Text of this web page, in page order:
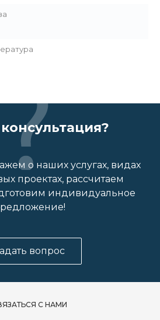
о наших услугах, видах
проектах, рассчитаем
индивидуальное
вопрос
С НАМИ